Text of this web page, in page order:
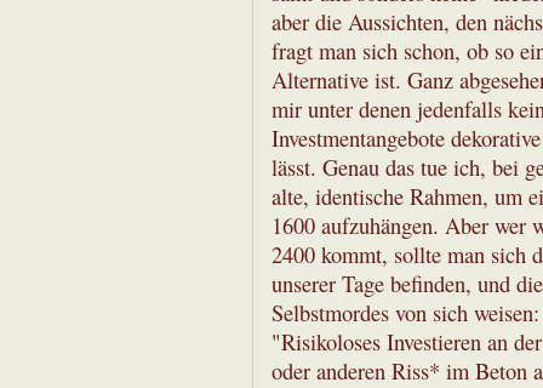
aber die Aussichten, den
fragt man sich schon, ob so
Alternative ist. Ganz
mir unter denen jedenfalls
Investmentangebote
lässt. Genau das tue ich, bei
alte, identische Rahmen, um
1600 aufzuhängen. Aber wer
2400 kommt, sollte man sich
unserer Tage befinden, und
Selbstmordes von sich
"Risikoloses Investieren an
oder anderen Riss* im Beton